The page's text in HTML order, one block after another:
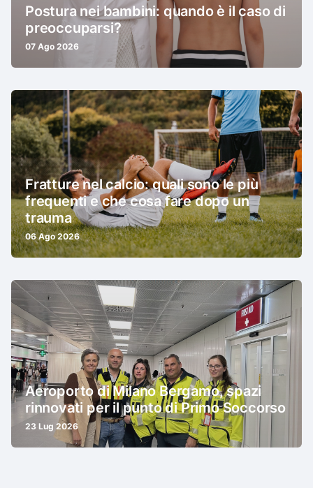
Postura nei bambini: quando è il caso di
preoccuparsi?
07 Ago 2026
Fratture nel calcio: quali sono le più
frequenti e che cosa fare dopo un
trauma
06 Ago 2026
Aeroporto di Milano Bergamo, spazi
rinnovati per il punto di Primo Soccorso
23 Lug 2026